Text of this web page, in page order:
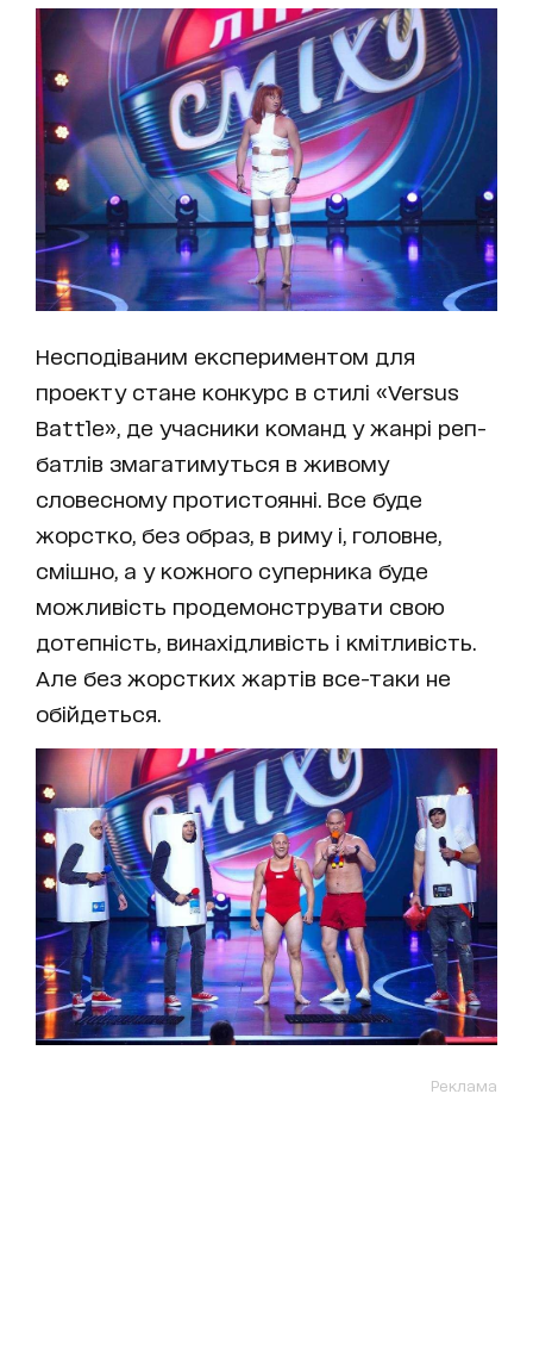
Несподіваним експериментом для
проекту стане конкурс в стилі «Versus
Battle», де учасники команд у жанрі реп-
батлів змагатимуться в живому
словесному протистоянні. Все буде
жорстко, без образ, в риму і, головне,
смішно, а у кожного суперника буде
можливість продемонструвати свою
дотепність, винахідливість і кмітливість.
Але без жорстких жартів все-таки не
обійдеться.
Реклама